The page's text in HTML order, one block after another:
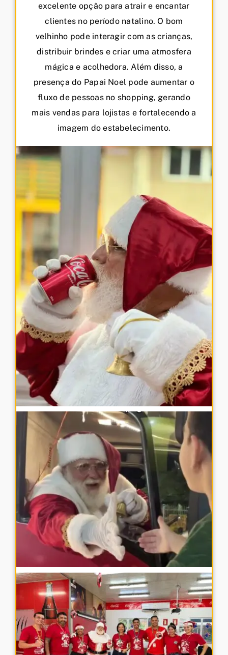
excelente opção para atrair e encantar
clientes no período natalino. O bom
velhinho pode interagir com as crianças,
distribuir brindes e criar uma atmosfera
mágica e acolhedora. Além disso, a
presença do Papai Noel pode aumentar o
fluxo de pessoas no shopping, gerando
mais vendas para lojistas e fortalecendo a
imagem do estabelecimento.